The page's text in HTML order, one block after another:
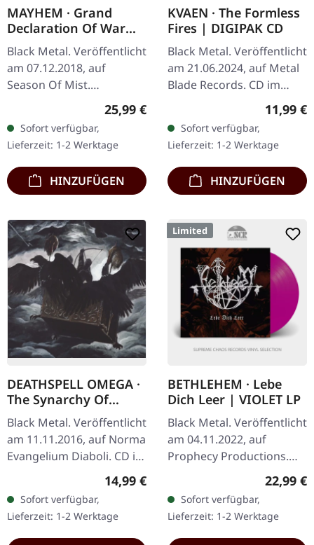
MAYHEM · Grand
Declaration Of War
(Remix 2018) | BLACK
LP
Black Metal. Veröffentlicht
am 07.12.2018, auf
Season Of Mist.
Schwarzes Vinyl im
Deluxe-Gatefold-Cover
mit Golddruck und Insert
mit Liner-Notes.…
Regulärer Preis:
25,99 €
Sofort verfügbar,
Lieferzeit: 1-2 Werktage
HINZUFÜGEN
KVAEN · The Formless
Fires | DIGIPAK CD
Black Metal. Veröffentlicht
am 21.06.2024, auf Metal
Blade Records. CD im
DigiPak. "The Formless
Fires" von Kvaen ist eine
Tour de Force im
Bereich…
11,99 €
Sofort verfügbar,
Lieferzeit: 1-2 Werktage
HINZUFÜGEN
DEATHSPELL OMEGA ·
The Synarchy Of
Molten Bones |
DIGIPAK CD
Black Metal. Veröffentlicht
am 11.11.2016, auf Norma
Evangelium Diaboli. CD im
Digipak. Deathspell
Omega kehren mit „The
Synarchy Of Molten
Bones"…
Regulärer Preis:
14,99 €
Sofort verfügbar,
Lieferzeit: 1-2 Werktage
Limited
BETHLEHEM · Lebe
Dich Leer | VIOLET LP
Black Metal. Veröffentlicht
am 04.11.2022, auf
Prophecy Productions.
Transparent Violettes
Vinyl im Gatefold-Cover,
limitiert auf 500
Exemplare.…
22,99 €
Sofort verfügbar,
Lieferzeit: 1-2 Werktage